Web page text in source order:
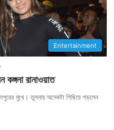
Entertainment
কঙ্গনা রানাওয়াত
মুখে। তুলনায় অনেকটা পিছিয়ে পড়লেন